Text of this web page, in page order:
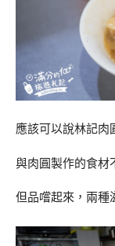
應該可以說林記肉
與肉圓製作的食材
但品嚐起來，兩種